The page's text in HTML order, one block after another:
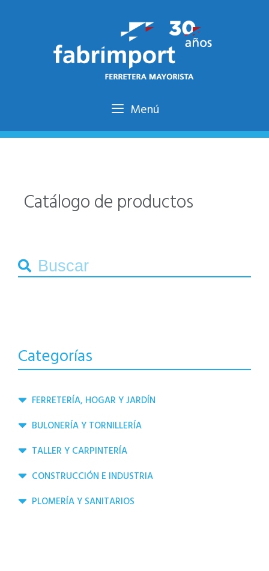
contenido
Menú
Catálogo de productos
Buscar:
Categorías
FERRETERÍA, HOGAR Y JARDÍN
BULONERÍA Y TORNILLERÍA
TALLER Y CARPINTERÍA
CONSTRUCCIÓN E INDUSTRIA
PLOMERÍA Y SANITARIOS